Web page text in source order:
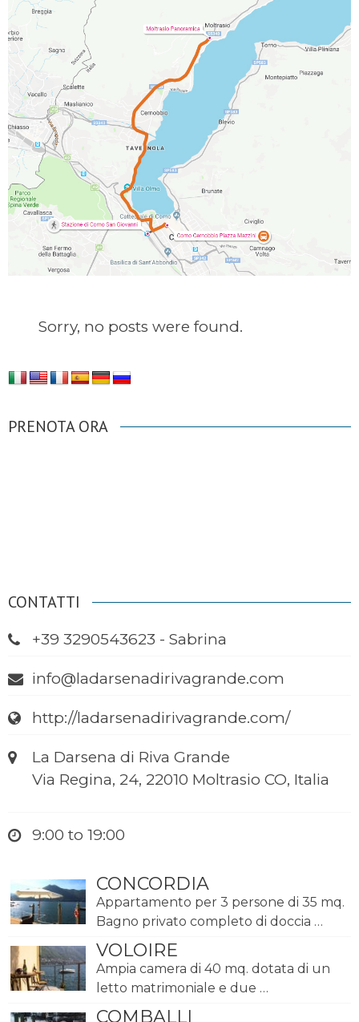
Sorry, no posts were found.
PRENOTA ORA
CONTATTI
+39 3290543623 - Sabrina
info@ladarsenadirivagrande.com
http://ladarsenadirivagrande.com/
La Darsena di Riva Grande
Via Regina, 24, 22010 Moltrasio CO, Italia
9:00 to 19:00
CONCORDIA
Appartamento per 3 persone di 35 mq.
Bagno privato completo di doccia …
VOLOIRE
Ampia camera di 40 mq. dotata di un
letto matrimoniale e due …
COMBALLI